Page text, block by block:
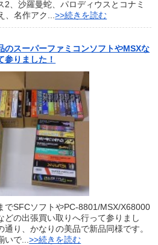
2、沙羅曼蛇、パロディウスとコナミ
、名作アク...>>続きを読む
のスーパーファミコンソフトやMSXな
参りました！
でSFCソフトやPC-8801/MSX/X68000
どの出張買い取りへ行って参りまし
り、かなりの美品で新品同様です。
いで...>>続きを読む